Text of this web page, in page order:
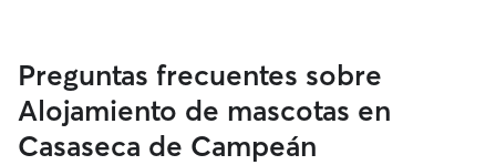
Preguntas frecuentes sobre
Alojamiento de mascotas en
Casaseca de Campeán